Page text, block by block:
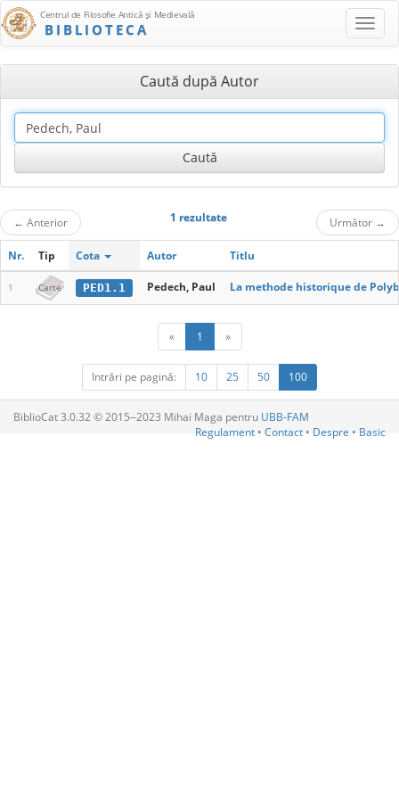
Centrul de Filosofie Antică şi Medievală
BIBLIOTECA
Caută după Autor
← Anterior 1 rezultate Următor →
Nr. Tip Cota Autor Titlu
1 Carte PED1.1 Pedech, Paul La methode historique de
« 1 »
Intrări pe pagină: 10 25 50 100
BiblioCat 3.0.32 © 2015‒2023 Mihai Maga pentru UBB-FAM
Regulament • Contact • Despre • Basic